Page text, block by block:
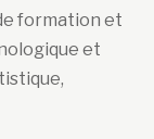
formation et
et